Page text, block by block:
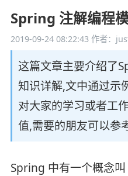
Spring 注解编程
2019-09-24 08:22:43作者：
这篇文章主要介绍了
知识详解,文中通过示
对大家的学习或者工
值,需要的朋友可以参
Spring 中有一个概念